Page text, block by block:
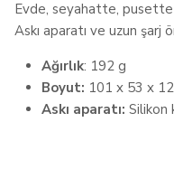
Evde, seyahatte, pusette
Askı aparatı ve uzun şarj
Ağırlık: 192 g
Boyut: 101 x 53 x
Askı aparatı: Silikon